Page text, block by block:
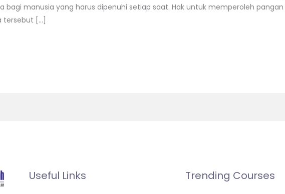
bagi manusia yang harus dipenuhi setiap saat. Hak untuk memperoleh
tersebut […]
Useful Links Trending Courses